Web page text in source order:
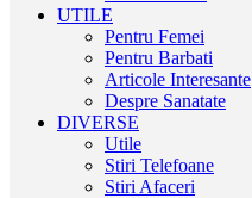
UTILE
Pentru Femei
Pentru Barbati
Articole Interesante
Despre Sanatate
DIVERSE
Utile
Stiri Telefoane
Stiri Afaceri